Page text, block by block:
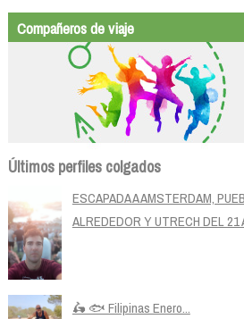
Compañeros de viaje
Últimos perfiles colgados
ESCAPADA A AMSTERDAM,
ALREDEDOR Y UTRECH DEL 21
🛵 🐟 Filipinas Enero...